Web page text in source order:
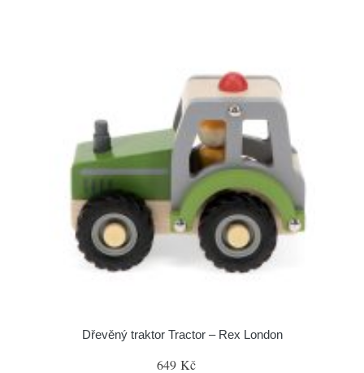
Dřevěný traktor Tractor – Rex London
649 Kč